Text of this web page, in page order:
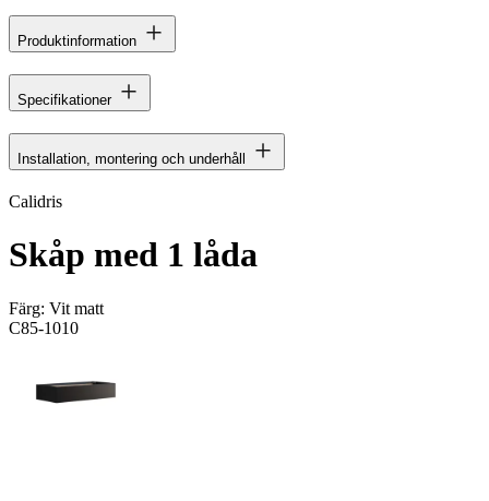
Produktinformation
Specifikationer
Installation, montering och underhåll
Calidris
Skåp med 1 låda
Färg: Vit matt
C85-1010